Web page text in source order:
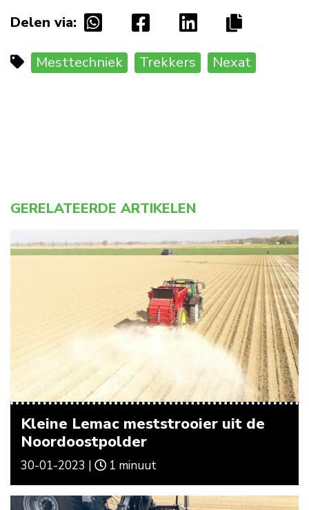
Delen via:
Mesttechniek Trekkers Nexat
GERELATEERDE ARTIKELEN
Kleine Lemac meststrooier uit de
Noordoostpolder
30-01-2023 | 1 minuut